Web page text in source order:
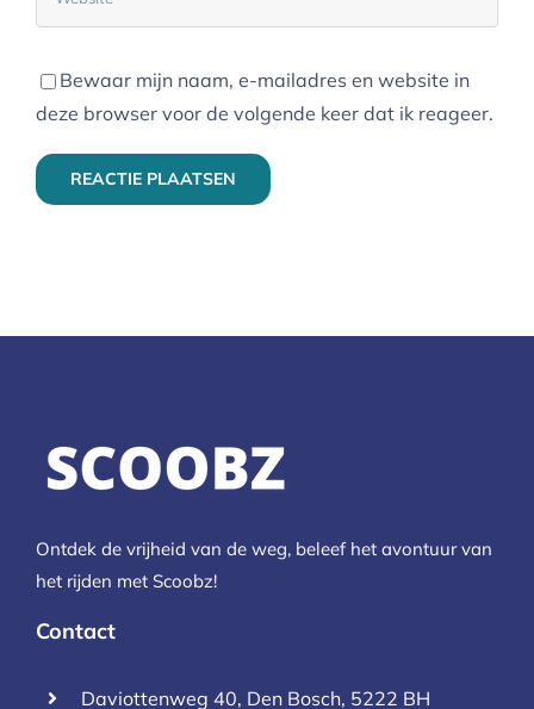
Bewaar mijn naam, e-mailadres en website in
deze browser voor de volgende keer dat ik reageer.
Ontdek de vrijheid van de weg, beleef het avontuur van
het rijden met Scoobz!
Contact
Daviottenweg 40, Den Bosch, 5222 BH